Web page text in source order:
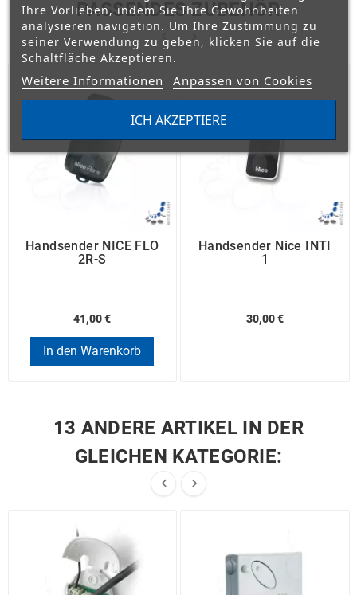
PASSENDES ZUBEHÖR
 
Handsender NICE FLO
2R-S
41,00 €
In den Warenkorb
Handsender Nice INTI
1
30,00 €
13 ANDERE ARTIKEL IN DER
GLEICHEN KATEGORIE:
 
Ihre Vorlieben, indem Sie Ihre Gewohnheiten
analysieren navigation. Um Ihre Zustimmung zu
seiner Verwendung zu geben, klicken Sie auf die
Schaltfläche Akzeptieren.
Weitere Informationen Anpassen von Cookies
ICH AKZEPTIERE